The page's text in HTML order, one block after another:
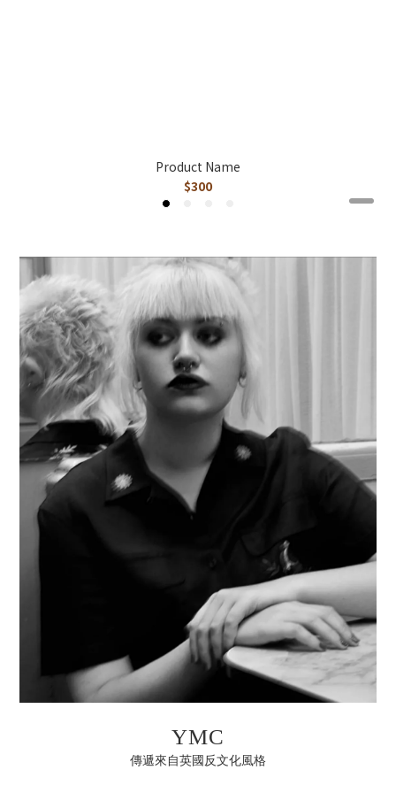
Product Name
$300
YMC
傳遞來自英國反文化風格